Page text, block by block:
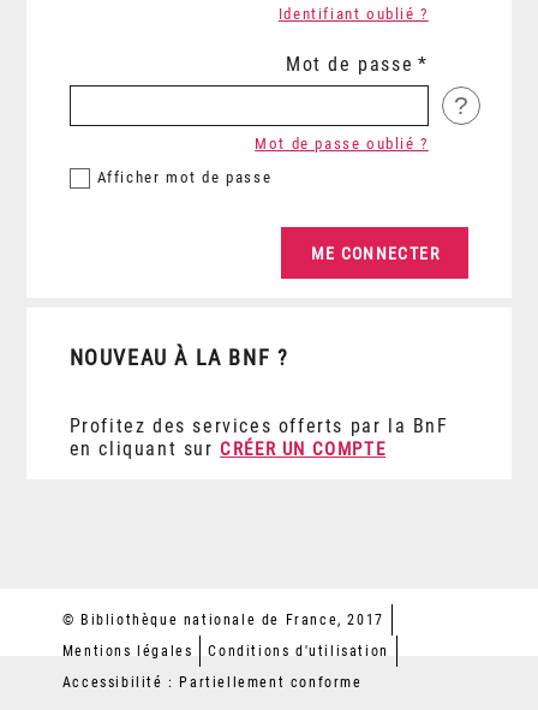
Identifiant oublié ?
Mot de passe
?
Afficher mot de passe
Mot de passe oublié ?
NOUVEAU À LA BNF ?
Profitez des services offerts par la BnF
en cliquant sur CRÉER UN COMPTE
© Bibliothèque nationale de France, 2017
Mentions légales
Conditions d'utilisation
Accessibilité : Partiellement conforme